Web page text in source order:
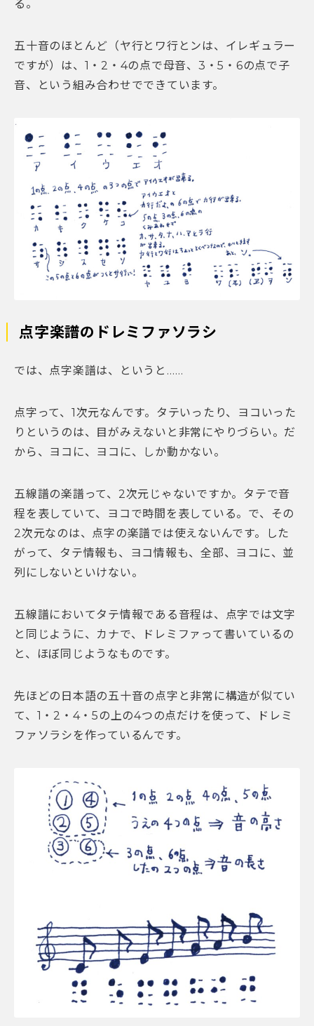
る。
五十音のほとんど（ヤ行とワ行とンは、イレギュラー
ですが）は、1・2・4の点で母音、3・5・6の点で子
音、という組み合わせでできています。
点字楽譜のドレミファソラシ
では、点字楽譜は、というと……
点字って、1次元なんです。タテいったり、ヨコいった
りというのは、目がみえないと非常にやりづらい。だ
から、ヨコに、ヨコに、しか動かない。
五線譜の楽譜って、2次元じゃないですか。タテで音
程を表していて、ヨコで時間を表している。で、その
2次元なのは、点字の楽譜では使えないんです。した
がって、タテ情報も、ヨコ情報も、全部、ヨコに、並
列にしないといけない。
五線譜においてタテ情報である音程は、点字では文字
と同じように、カナで、ドレミファって書いているの
と、ほぼ同じようなものです。
先ほどの日本語の五十音の点字と非常に構造が似てい
て、 1・2・4・5の上の4つの点だけを使って、ドレミ
ファソラシを作っているんです。